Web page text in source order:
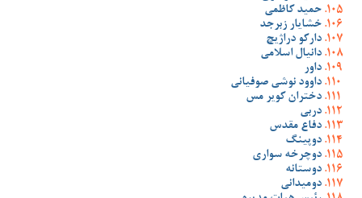
حمید کاظمی
خشایار زبرجد
دارکو دراژیچ
دانیال اسلامی
داور
داوود نوشی صوفیانی
دختران کویر مس
دربی
دفاع مقدس
دوپینگ
دوچرخه سواری
دوستانه
دومیدانی